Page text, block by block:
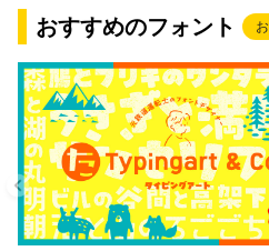
おすすめのフォント